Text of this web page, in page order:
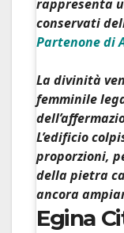
rappresenta
conservati
Partenone di
La divinità
femminile
L’edificio
proporzioni,
della pietra
ancora
Egina